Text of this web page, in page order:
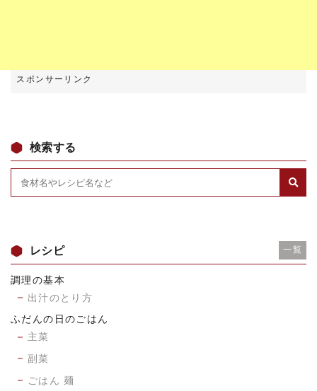
検索する
レシピ 一覧
調理の基本
出汁のとり方
ふだんの日のごはん
主菜
副菜
ごはん 麺